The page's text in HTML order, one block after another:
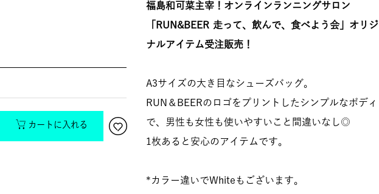
カートに入れる
福島和可菜主宰！オンラインランニングサロン
「RUN&BEER 走って、飲んで、食べよう会」オリジ
ナルアイテム受注販売！
A3サイズの大き目なシューズバッグ。
RUN＆BEERのロゴをプリントしたシンプルなボディ
で、男性も女性も使いやすいこと間違いなし◎
1枚あると安心のアイテムです。
*カラー違いでWhiteもございます。